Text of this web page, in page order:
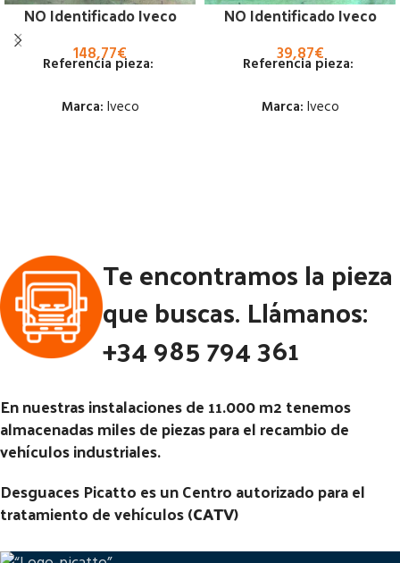
NO Identificado Iveco
148,77€
Referencia pieza:
Marca: Iveco
Código Pieza:
NO Identificado Iveco
39,87€
Referencia pieza:
Marca: Iveco
Te encontramos la pieza
que buscas. Llámanos:
+34 985 794 361
En nuestras instalaciones de 11.000 m2 tenemos
almacenadas miles de piezas para el recambio de
vehículos industriales.
Desguaces Picatto es un Centro autorizado para el
tratamiento de vehículos (CATV)